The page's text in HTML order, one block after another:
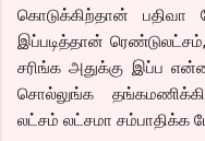
கொடுக்கிற்தான்
இப்படித்தான்
சரிங்க அதுக்கு இப்ப
சொல்லுங்க
லட்சம் லட்சமா சம்பாதிக்க